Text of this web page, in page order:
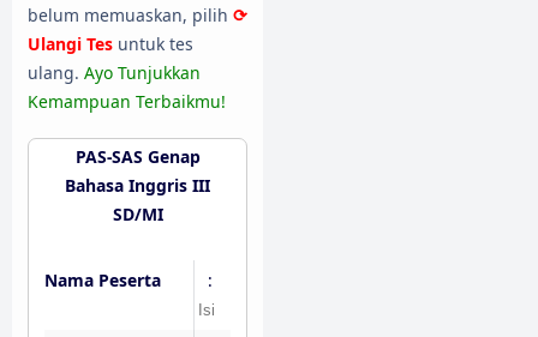
belum memuaskan, pilih ⟳
Ulangi Tes untuk tes
ulang. Ayo Tunjukkan
Kemampuan Terbaikmu!
PAS-SAS Genap
Bahasa Inggris III
SD/MI
Nama Peserta :